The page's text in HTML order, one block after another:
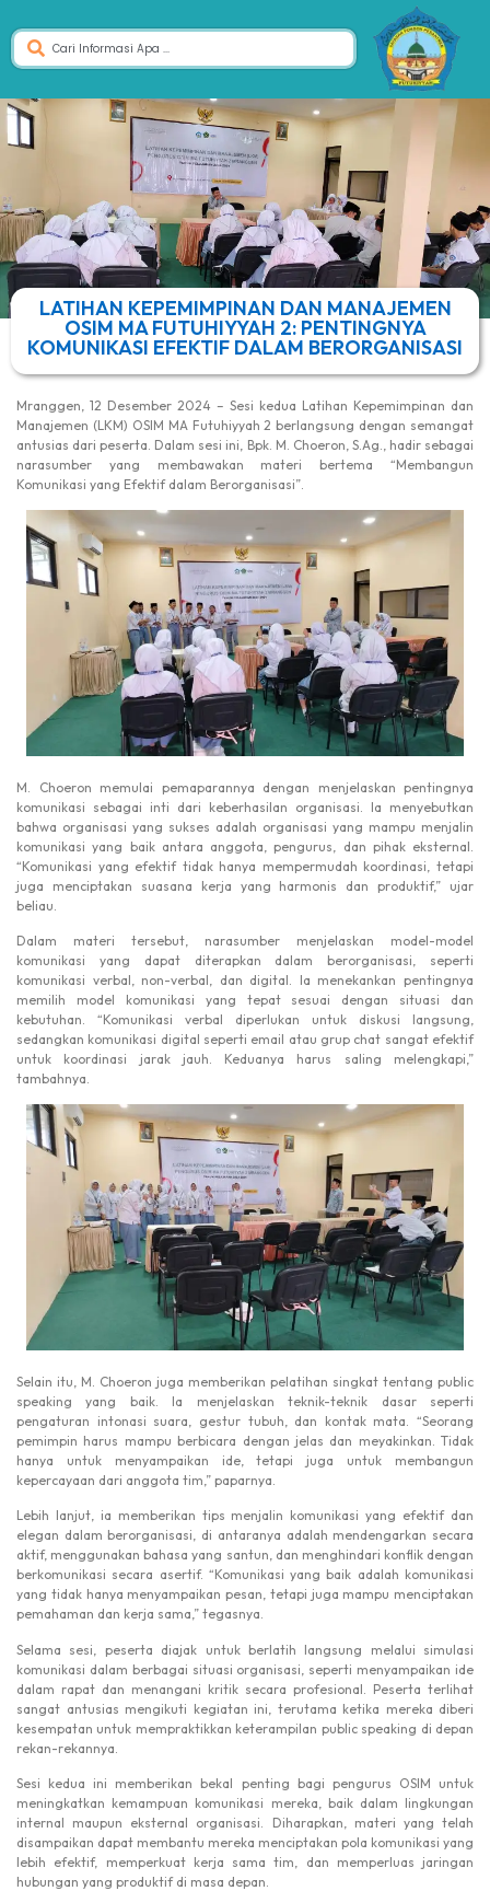
LATIHAN KEPEMIMPINAN DAN MANAJEMEN
OSIM MA FUTUHIYYAH 2: PENTINGNYA
KOMUNIKASI EFEKTIF DALAM BERORGANISASI
Mranggen, 12 Desember 2024 – Sesi kedua Latihan Kepemimpinan dan
Manajemen (LKM) OSIM MA Futuhiyyah 2 berlangsung dengan semangat
antusias dari peserta. Dalam sesi ini, Bpk. M. Choeron, S.Ag., hadir sebagai
narasumber yang membawakan materi bertema “Membangun
Komunikasi yang Efektif dalam Berorganisasi”.
M. Choeron memulai pemaparannya dengan menjelaskan pentingnya
komunikasi sebagai inti dari keberhasilan organisasi. Ia menyebutkan
bahwa organisasi yang sukses adalah organisasi yang mampu menjalin
komunikasi yang baik antara anggota, pengurus, dan pihak eksternal.
“Komunikasi yang efektif tidak hanya mempermudah koordinasi, tetapi
juga menciptakan suasana kerja yang harmonis dan produktif,” ujar
beliau.
Dalam materi tersebut, narasumber menjelaskan model-model
komunikasi yang dapat diterapkan dalam berorganisasi, seperti
komunikasi verbal, non-verbal, dan digital. Ia menekankan pentingnya
memilih model komunikasi yang tepat sesuai dengan situasi dan
kebutuhan. “Komunikasi verbal diperlukan untuk diskusi langsung,
sedangkan komunikasi digital seperti email atau grup chat sangat efektif
untuk koordinasi jarak jauh. Keduanya harus saling melengkapi,”
tambahnya.
Selain itu, M. Choeron juga memberikan pelatihan singkat tentang public
speaking yang baik. Ia menjelaskan teknik-teknik dasar seperti
pengaturan intonasi suara, gestur tubuh, dan kontak mata. “Seorang
pemimpin harus mampu berbicara dengan jelas dan meyakinkan. Tidak
hanya untuk menyampaikan ide, tetapi juga untuk membangun
kepercayaan dari anggota tim,” paparnya.
Lebih lanjut, ia memberikan tips menjalin komunikasi yang efektif dan
elegan dalam berorganisasi, di antaranya adalah mendengarkan secara
aktif, menggunakan bahasa yang santun, dan menghindari konflik dengan
berkomunikasi secara asertif. “Komunikasi yang baik adalah komunikasi
yang tidak hanya menyampaikan pesan, tetapi juga mampu menciptakan
pemahaman dan kerja sama,” tegasnya.
Selama sesi, peserta diajak untuk berlatih langsung melalui simulasi
komunikasi dalam berbagai situasi organisasi, seperti menyampaikan ide
dalam rapat dan menangani kritik secara profesional. Peserta terlihat
sangat antusias mengikuti kegiatan ini, terutama ketika mereka diberi
kesempatan untuk mempraktikkan keterampilan public speaking di depan
rekan-rekannya.
Sesi kedua ini memberikan bekal penting bagi pengurus OSIM untuk
meningkatkan kemampuan komunikasi mereka, baik dalam lingkungan
internal maupun eksternal organisasi. Diharapkan, materi yang telah
disampaikan dapat membantu mereka menciptakan pola komunikasi yang
lebih efektif, memperkuat kerja sama tim, dan memperluas jaringan
hubungan yang produktif di masa depan.